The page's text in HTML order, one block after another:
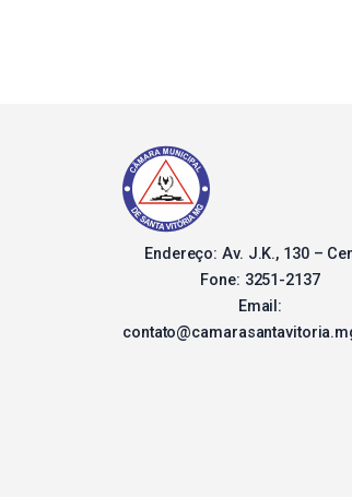
Endereço: Av. J.K., 130 –
Fone: 3251-2137
Email: